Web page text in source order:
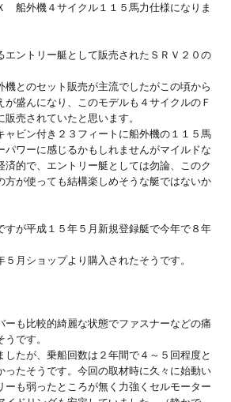
船外機４サイクル１１５馬力仕様になりま
エントリー艇として販売されたＳＲＶ２０の
機とのセット販売が主流でしたがこの頃から
が盛んになり、このモデルも４サイクルのＦ
売されていたと思います。
ビン付き２３フィートに船外機の１１５馬
パワーに感じるかもしれませんがマイルドな
済的で、エントリー艇としては勿論、このク
方が使っても結構楽しめそうな艇ではないか
すが平成１５年５月新規登録艇で今年で８年
月ショップより購入されたそうです。
ーも比較的綺麗な状態でファスナーなどの痛
です。
したが、乗船回数は２年間で４～５回程度と
ったそうです。今回の取材時に久々に始動い
ーも弱ったところが無く力強くセルモーター